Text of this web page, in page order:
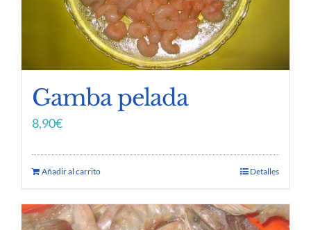
Gamba pelada
8,90€
Añadir al carrito Detalles